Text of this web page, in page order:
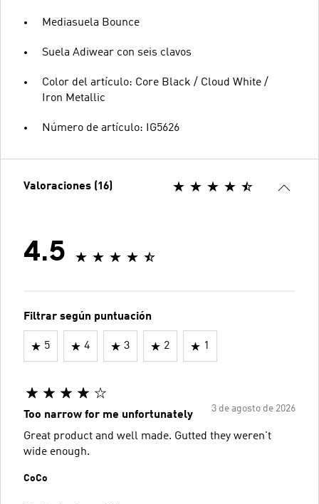
Mediasuela Bounce
Suela Adiwear con seis clavos
Color del artículo: Core Black / Cloud White /
Iron Metallic
Número de artículo: IG5626
Valoraciones (16)
4.5
Filtrar según puntuación
5 4 3 2 1
3 de agosto de 2026
Too narrow for me unfortunately
Great product and well made. Gutted they weren't
wide enough.
CoCo